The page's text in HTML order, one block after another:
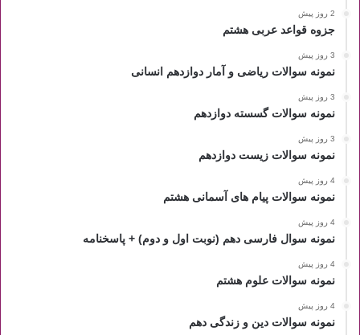
2 روز پیش
جزوه قواعد عربی هشتم
3 روز پیش
نمونه سوالات ریاضی و آمار دوازدهم انسانی
3 روز پیش
نمونه سوالات گسسته دوازدهم
3 روز پیش
نمونه سوالات زیست دوازدهم
4 روز پیش
نمونه سوالات پیام های آسمانی هشتم
4 روز پیش
نمونه سوال فارسی دهم (نوبت اول و دوم) + پاسخنامه
4 روز پیش
نمونه سوالات علوم هشتم
4 روز پیش
نمونه سوالات دین و زندگی دهم